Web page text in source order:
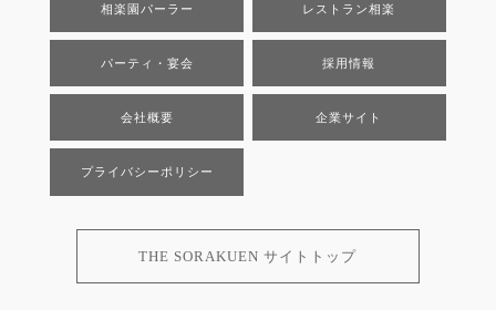
相楽園パーラー レストラン相楽
パーティ・宴会 採用情報
会社概要 企業サイト
プライバシーポリシー
THE SORAKUEN サイトトップ